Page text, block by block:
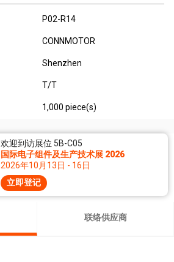
P02-R14
CONNMOTOR
Shenzhen
T/T
1,000 piece(s)
欢迎到访展位 5B-C05
国际电子组件及生产技术展 2026
2026年10月13日 - 16日
立即登记
联络供应商